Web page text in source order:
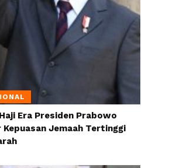
Era Presiden Prabowo
Kepuasan Jemaah Tertinggi